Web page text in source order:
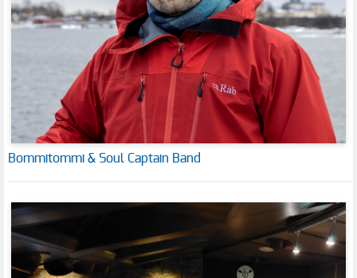
Bommitommi & Soul Captain Band